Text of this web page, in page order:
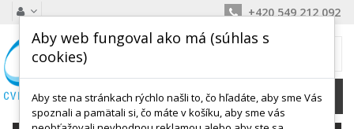
+420 549 212 092
Aby web fungoval ako má (súhlas s
cookies)
Aby ste na stránkach rýchlo našli to, čo hľadáte, aby sme Vás
spoznali a pamätali si, čo máte v košíku, aby sme vás